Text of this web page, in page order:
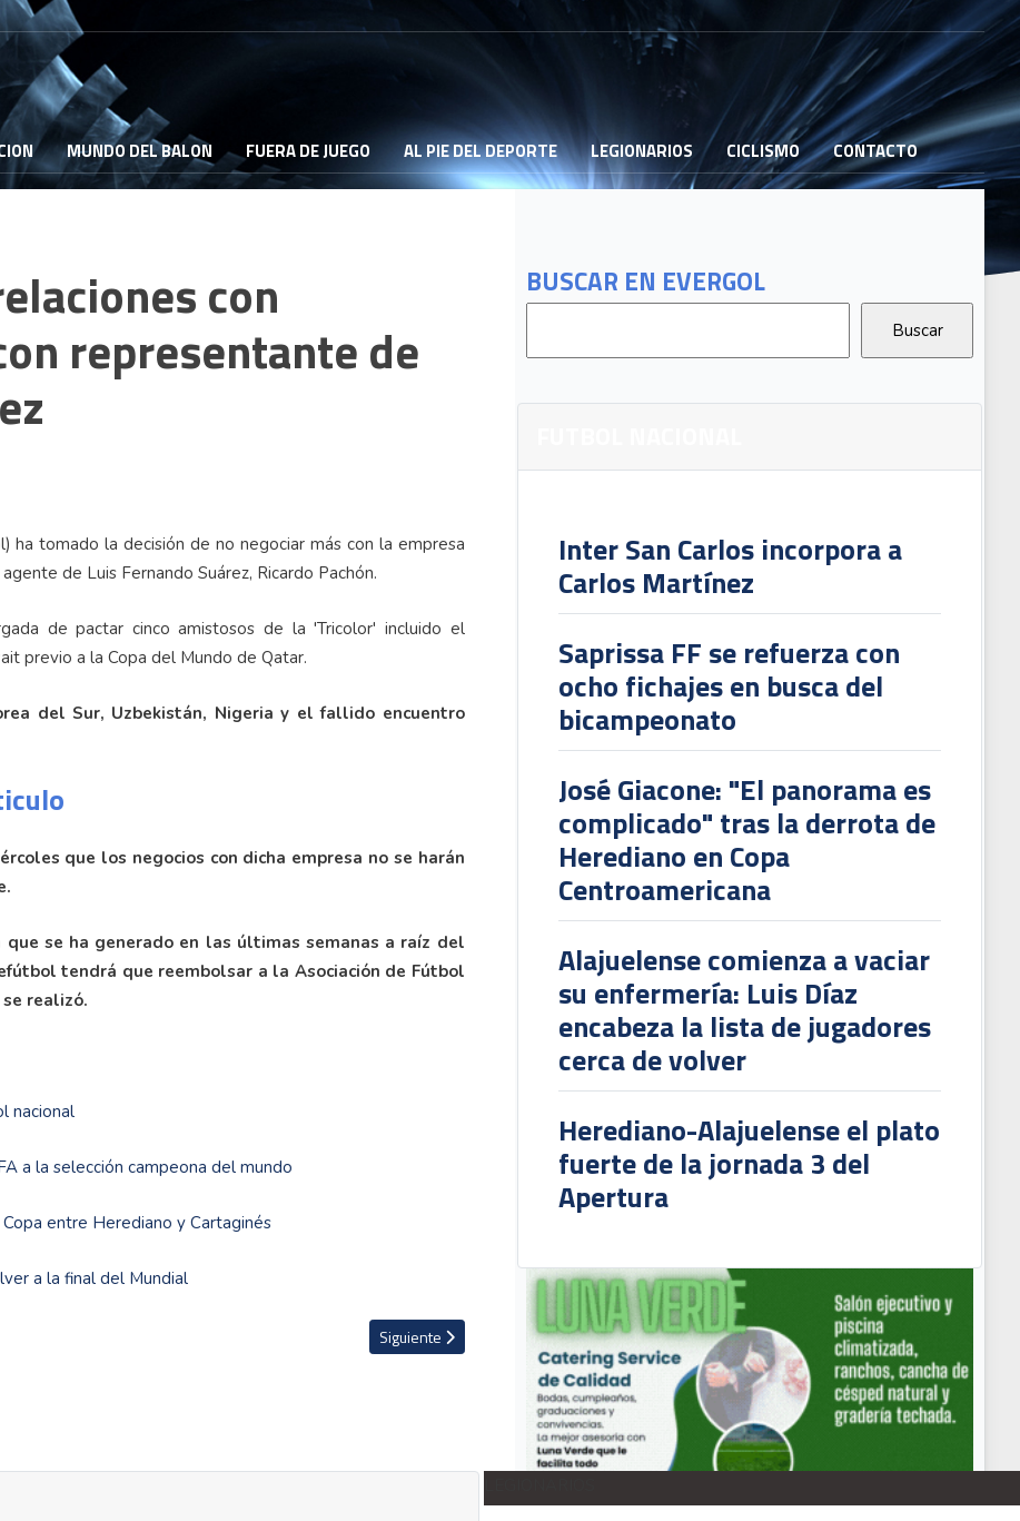
MUNDO DEL BALON FUERA DE JUEGO AL PIE DEL DEPORTE LEGIONARIOS CICLISMO CONTACTO
BUSCAR EN EVERGOL
Inter San Carlos incorpora a
Carlos Martínez
Saprissa FF se refuerza con
ocho fichajes en busca del
bicampeonato
José Giacone: "El panorama es
complicado" tras la derrota de
Herediano en Copa
Centroamericana
Alajuelense comienza a vaciar
su enfermería: Luis Díaz
encabeza la lista de jugadores
cerca de volver
Herediano-Alajuelense el plato
fuerte de la jornada 3 del
Apertura
con
representante de
ha tomado la decisión de no negociar más con la empresa
de Luis Fernando Suárez, Ricardo Pachón.
de pactar cinco amistosos de la 'Tricolor' incluido el
previo a la Copa del Mundo de Qatar.
del Sur, Uzbekistán, Nigeria y el fallido encuentro
que los negocios con dicha empresa no se harán
se ha generado en las últimas semanas a raíz del
tendrá que reembolsar a la Asociación de Fútbol
realizó.
nacional
a la selección campeona del mundo
entre Herediano y Cartaginés
a la final del Mundial
36 Artículo siguiente: VIDEO: La Fedefútbol hace oficial la llegada del argentino Claudio Vivas como
Siguiente